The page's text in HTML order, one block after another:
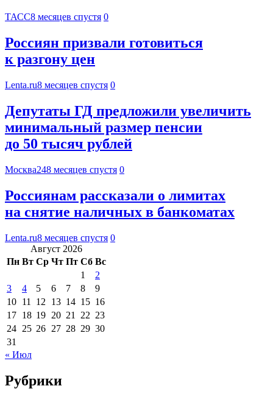
ТАСС8 месяцев спустя 0
Россиян призвали готовиться
к разгону цен
Lenta.ru8 месяцев спустя 0
Депутаты ГД предложили увеличить
минимальный размер пенсии
до 50 тысяч рублей
Москва248 месяцев спустя 0
Россиянам рассказали о лимитах
на снятие наличных в банкоматах
Lenta.ru8 месяцев спустя 0
Август 2026
Пн Вт Ср Чт Пт Сб Вс
1
2
3
4 5 6 7 8
9
10 11 12 13 14 15 16
17 18 19 20 21 22 23
24 25 26 27 28 29 30
31
« Июл
Рубрики